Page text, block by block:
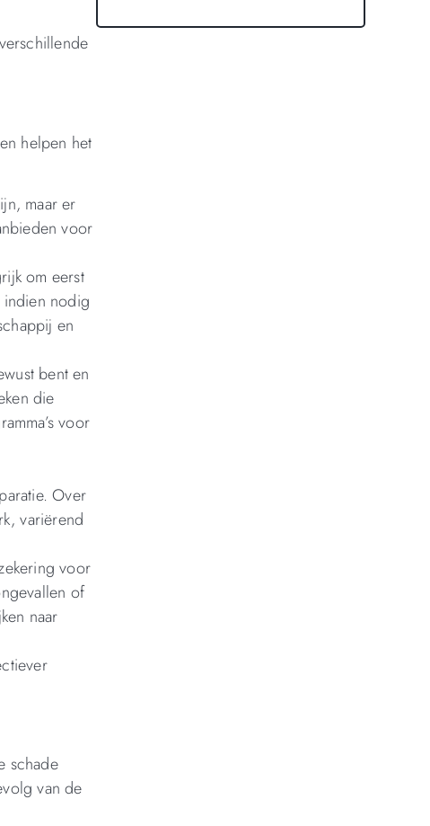
helpen het
maar er
voor
om eerst
nodig
en
bent en
die
voor
Over
variërend
voor
of
naar
schade
van de